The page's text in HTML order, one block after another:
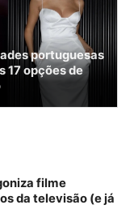
portuguesas
17 opções de
filme
da televisão (e já